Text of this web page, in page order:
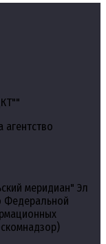
агентство
меридиан" Эл
Федеральной